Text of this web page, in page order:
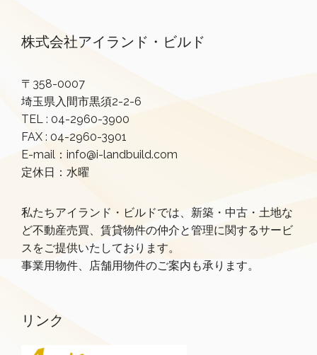
株式会社アイランド・ビルド
〒358-0007
埼玉県入間市黒須2-2-6
TEL : 04-2960-3900
FAX : 04-2960-3901
E-mail：info@i-landbuild.com
定休日：水曜
私たちアイランド・ビルドでは、新築・中古・土地な
ど不動産売買、賃貸物件の仲介と管理に関するサービ
スをご提供いたしております。
事業用物件、店舗用物件のご案内も承ります。
リンク